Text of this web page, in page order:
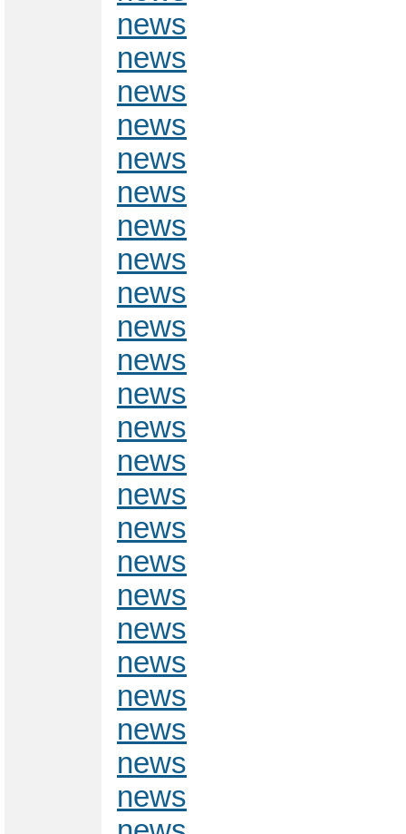
news
news
news
news
news
news
news
news
news
news
news
news
news
news
news
news
news
news
news
news
news
news
news
news